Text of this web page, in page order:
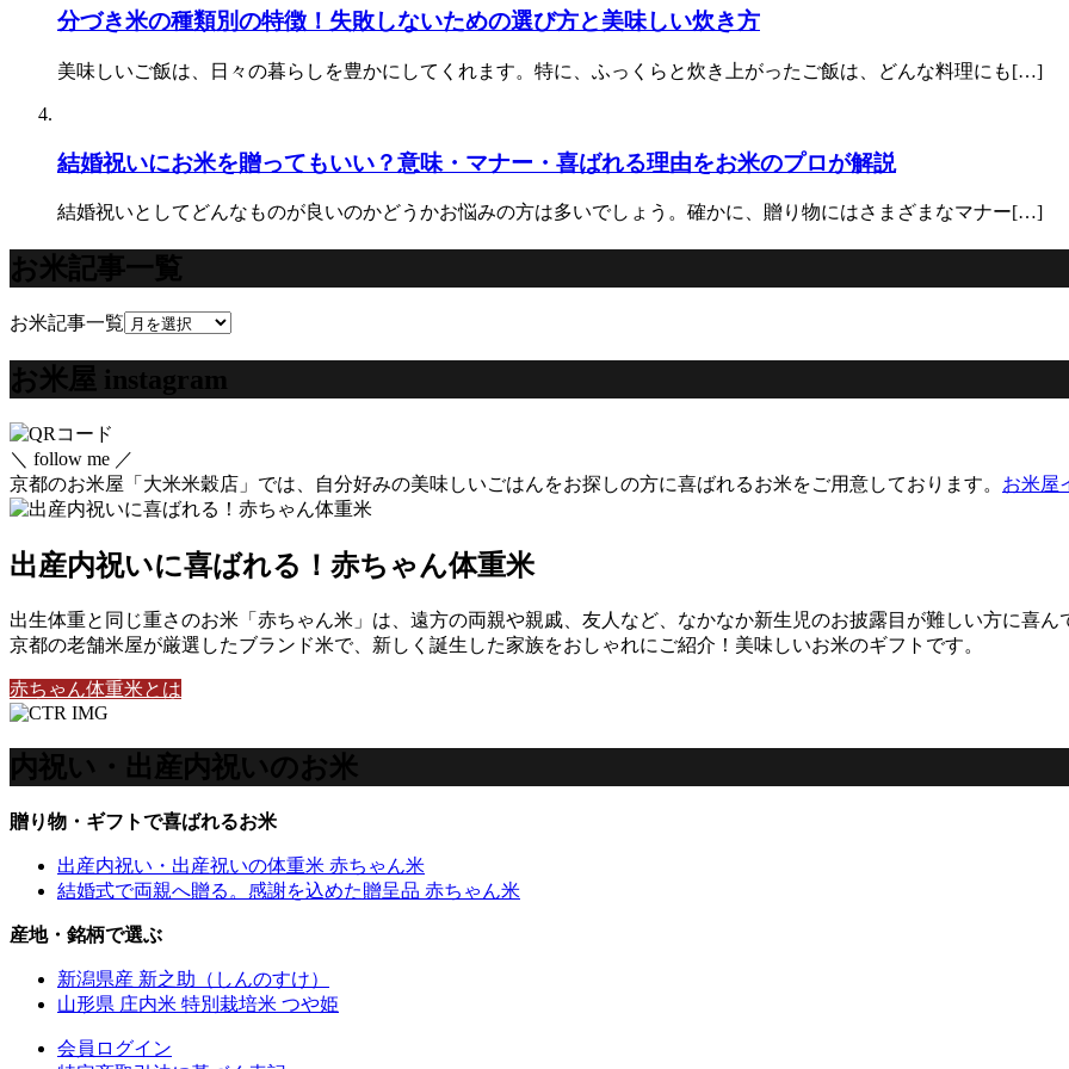
分づき米の種類別の特徴！失敗しないための選び方と美味しい炊き方
美味しいご飯は、日々の暮らしを豊かにしてくれます。特に、ふっくらと炊き上がったご飯は、どんな料理にも[…]
結婚祝いにお米を贈ってもいい？意味・マナー・喜ばれる理由をお米のプロが解説
結婚祝いとしてどんなものが良いのかどうかお悩みの方は多いでしょう。確かに、贈り物にはさまざまなマナー[…]
お米記事一覧
お米記事一覧
お米屋 instagram
＼ follow me ／
京都のお米屋「大米米穀店」では、自分好みの美味しいごはんをお探しの方に喜ばれるお米をご用意しております。 お米屋
出産内祝いに喜ばれる！赤ちゃん体重米
出生体重と同じ重さのお米「赤ちゃん米」は、遠方の両親や親戚、友人など、なかなか新生児のお披露目が難しい方に喜ん
京都の老舗米屋が厳選したブランド米で、新しく誕生した家族をおしゃれにご紹介！美味しいお米のギフトです。
赤ちゃん体重米とは
内祝い・出産内祝いのお米
贈り物・ギフトで喜ばれるお米
出産内祝い・出産祝いの体重米 赤ちゃん米
結婚式で両親へ贈る。感謝を込めた贈呈品 赤ちゃん米
産地・銘柄で選ぶ
新潟県産 新之助（しんのすけ）
山形県 庄内米 特別栽培米 つや姫
会員ログイン